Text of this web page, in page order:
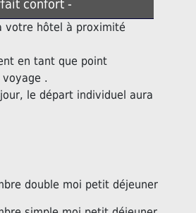
confort -
votre hôtel à proximité
en tant que point
.
le départ individuel aura
double moi petit déjeuner